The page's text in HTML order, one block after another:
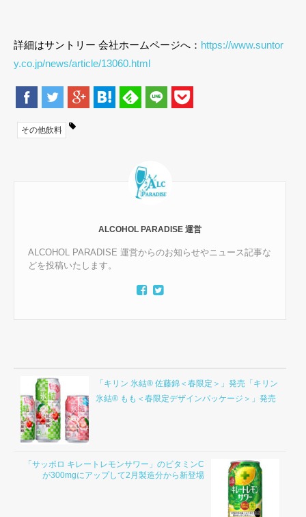
詳細はサントリー 会社ホームページへ： https://www.suntor
y.co.jp/news/article/13060.html
その他飲料
ALCOHOL PARADISE 運営
ALCOHOL PARADISE 運営からのお知らせやニュース記事な
どを投稿いたします。
「キリン 氷結® 佐藤錦＜春限定＞」発売「キリン
氷結® もも＜春限定デザインパッケージ＞」発売
「サッポロ キレートレモンサワー」のビタミンC
が300mgにアップして2月製造分から新登場